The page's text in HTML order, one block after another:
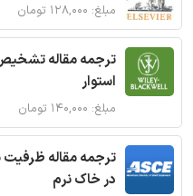
مبلغ: ۱۲۸,۰۰۰ تومان
ترجمه مقاله تشخیص
استوار
مبلغ: ۱۴۰,۰۰۰ تومان
ترجمه مقاله
در خاک نرم